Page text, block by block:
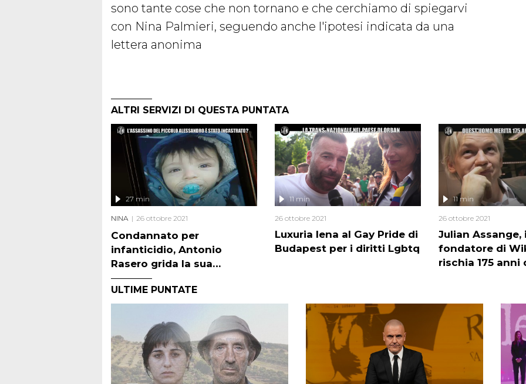
sono tante cose che non tornano e che cerchiamo di spiegarvi
con Nina Palmieri, seguendo anche l'ipotesi indicata da una
lettera anonima
ALTRI SERVIZI DI QUESTA PUNTATA
Condannato per
infanticidio, Antonio
Rasero grida la sua
innocenza. L'ipotesi da una
lettera anonima
27 min
NINA 26 ottobre 2021
Luxuria Iena al Gay Pride di
Budapest per i diritti Lgbtq
11 min
26 ottobre 2021
Julian Assange,
fondatore di
rischia 175 anni
11 min
26 ottobre 2021
ULTIME PUNTATE